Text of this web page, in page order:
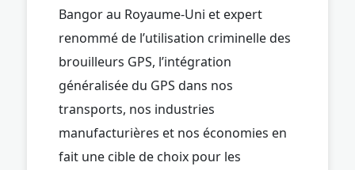
Bangor au Royaume-Uni et expert
renommé de l’utilisation criminelle des
brouilleurs GPS, l’intégration
généralisée du GPS dans nos
transports, nos industries
manufacturières et nos économies en
fait une cible de choix pour les